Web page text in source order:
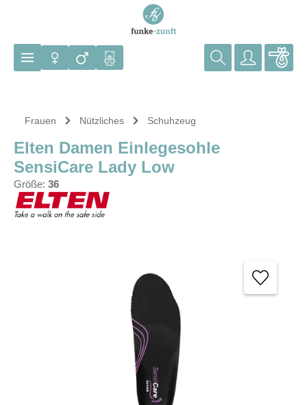
Frauen Nützliches Schuhzeug
Elten Damen Einlegesohle
SensiCare Lady Low
Größe: 36